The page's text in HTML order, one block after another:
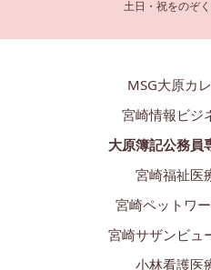
土日・祝をのぞ
MSG大原カ
宮崎情報ビジ
大原簿記公務員
宮崎福祉医
宮崎ペットワ
宮崎サザンビュ
小林看護医